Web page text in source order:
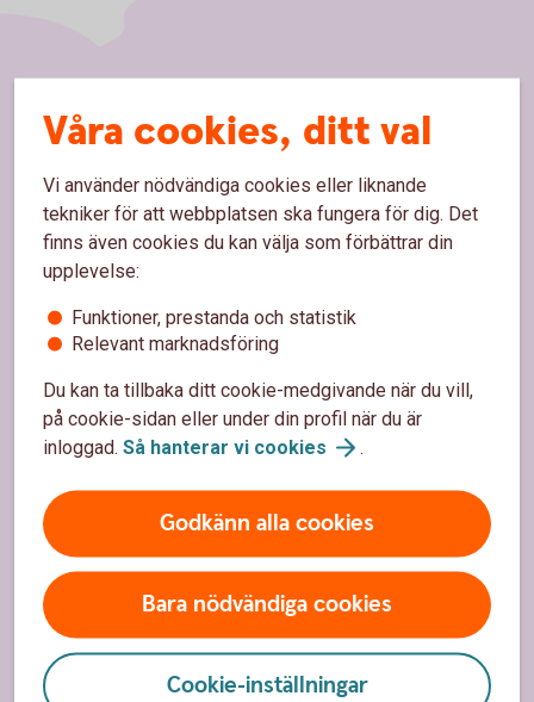
Våra cookies, ditt val
Vi använder nödvändiga cookies eller liknande
tekniker för att webbplatsen ska fungera för dig. Det
finns även cookies du kan välja som förbättrar din
upplevelse:
Funktioner, prestanda och statistik
Relevant marknadsföring
Du kan ta tillbaka ditt cookie-medgivande när du vill,
på cookie-sidan eller under din profil när du är
inloggad. Så hanterar vi cookies .
Godkänn alla cookies
Bara nödvändiga cookies
Cookie-inställningar
Sidfot
Hitta snabbt
Spärrhjälp
Hitta bankkontor
Priser, räntor och kurser
Om oss
Om Sparbanken Bergslagen
Hållbarhet
Samhällsengagemang
Press
Jobba hos oss